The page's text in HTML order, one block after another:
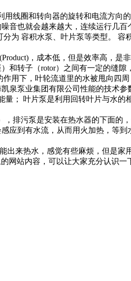
线圈和转向器的旋转和电流方向
音也就会越来越大，连续运行几百
为 容积水泵、叶片泵等类型。
，成本低，但是效率高，是
转子（rotor）之间有一定的缝
用下，叶轮流道里的水被甩向四
泉泵业集团有限公司性能的技术
； 叶片泵是利用回转叶片与水的
排污泵是安装在热水器的下面的
应到有水流，从而用火加热，等
来热水，感觉有些麻烦，但是家
网站内容，可以让大家充分认识一